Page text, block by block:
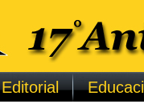
Editorial